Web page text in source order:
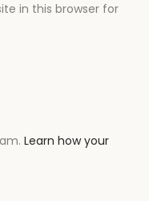
in this browser for
Learn how your